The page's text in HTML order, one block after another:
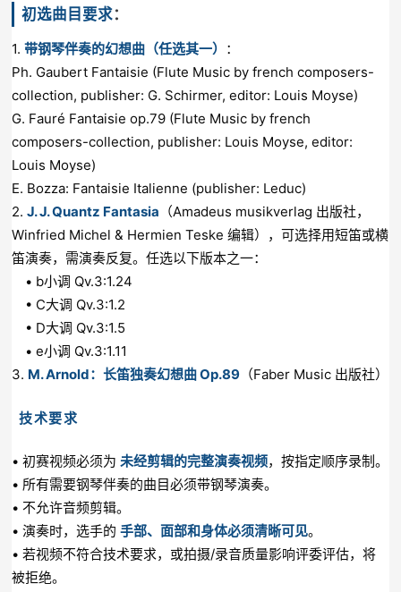
初选曲目要求：
1.带钢琴伴奏的幻想曲（任选其一） ：
Ph. Gaubert Fantaisie (Flute Music by french composers-
collection, publisher: G. Schirmer, editor: Louis Moyse)
G. Fauré Fantaisie op.79 (Flute Music by french
composers-collection, publisher: Louis Moyse, editor:
Louis Moyse)
E. Bozza: Fantaisie Italienne (publisher: Leduc)
2.J. J. Quantz Fantasia （Amadeus musikverlag 出版社，
Winfried Michel & Hermien Teske 编辑），可选择用短笛或横
笛演奏，需演奏反复。任选以下版本之一：
• b小调 Qv.3:1.24
• C大调 Qv.3:1.2
• D大调 Qv.3:1.5
• e小调 Qv.3:1.11
3. M. Arnold：长笛独奏幻想曲 Op.89 （Faber Music 出版社）
技术要求
• 初赛视频必须为未经剪辑的完整演奏视频，按指定顺序录制。
• 所有需要钢琴伴奏的曲目必须带钢琴演奏。
• 不允许音频剪辑。
• 演奏时，选手的手部、面部和身体必须清晰可见。
• 若视频不符合技术要求，或拍摄/录音质量影响评委评估，将
被拒绝。